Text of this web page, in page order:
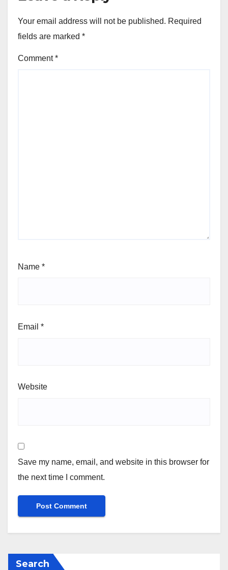
Your email address will not be published. Required
fields are marked *
Comment*
Name *
Email *
Website
Save my name, email, and website in this browser for
the next time I comment.
Search